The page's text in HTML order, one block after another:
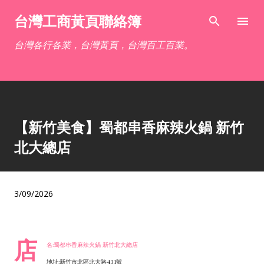
跳到主要內容
台灣工商黃頁聯絡簿
台灣各行各業，台灣黃頁，台灣百工百業。
【新竹美食】蜀都串香麻辣火鍋 新竹
北大總店
3/09/2026
店 名:蜀都串香麻辣火鍋 新竹北大總店
地址:新竹市北區北大路431號